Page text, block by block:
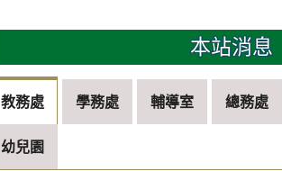
本站消息
教務處 學務處 輔導室 總務處
幼兒園